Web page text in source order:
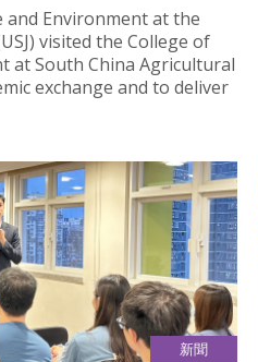
and Environment at the
visited the College of
at South China Agricultural
exchange and to deliver
新聞